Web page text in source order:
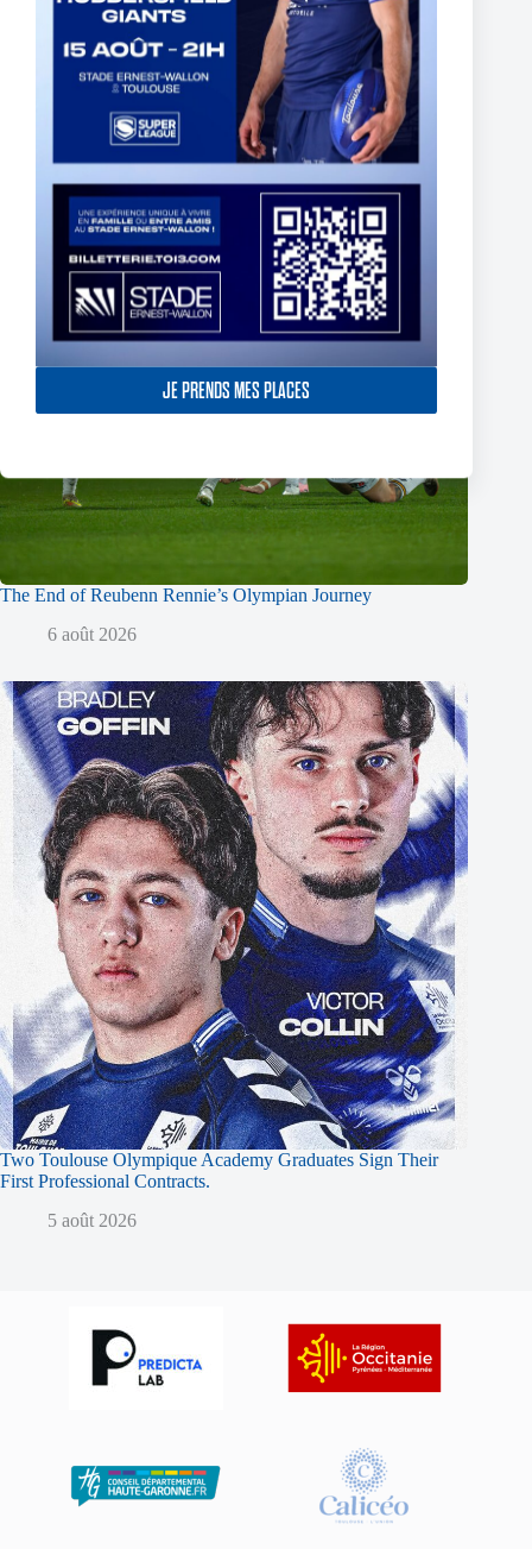
JE PRENDS MES PLACES
Fin de l’aventure Olympienne pour Reubenn Rennie
6 août 2026
The End of Reubenn Rennie’s Olympian Journey
6 août 2026
Two Toulouse Olympique Academy Graduates Sign Their
First Professional Contracts.
5 août 2026